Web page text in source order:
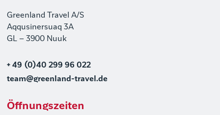
Greenland Travel A/S
Aqqusinersuaq 3A
GL – 3900 Nuuk
+ 49 (0)40 299 96 022
team@greenland-travel.de
Öffnungszeiten